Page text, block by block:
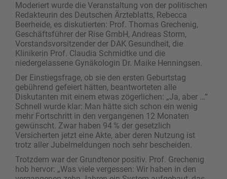
Moderiert wurde die Veranstaltung von der politischen
Redakteurin des Deutschen Ärzteblatts, Rebecca
Beerheide, es diskutierten: Prof. Thomas Grechenig,
Geschäftsführer der Rise GmbH, Andreas Storm,
Vorstandsvorsitzender der DAK Gesundheit, die
Klinikerin Prof. Claudia Schmidtke und die
niedergelassene Gynäkologin Dr. Maike Henningsen.
Der Einstiegsfrage, ob sie den ersten Geburtstag
gebührend gefeiert hätten, beantworteten alle
Diskutanten mit einem etwas zögerlichen: „Ja, aber …“
Schnell wurde klar: Man hätte sich schon ein wenig
mehr Fortschritt in den vergangenen 12 Monaten
gewünscht. Zwar haben 94 % der gesetzlich
Versicherten jetzt eine Akte, aber deren Nutzung ist
trotz aller Jubelmeldungen noch sehr bescheiden.
Trotzdem war der Grundtenor positiv. Prof. Grechenig
hob hervor: „Was viele vergessen: Wir haben in den